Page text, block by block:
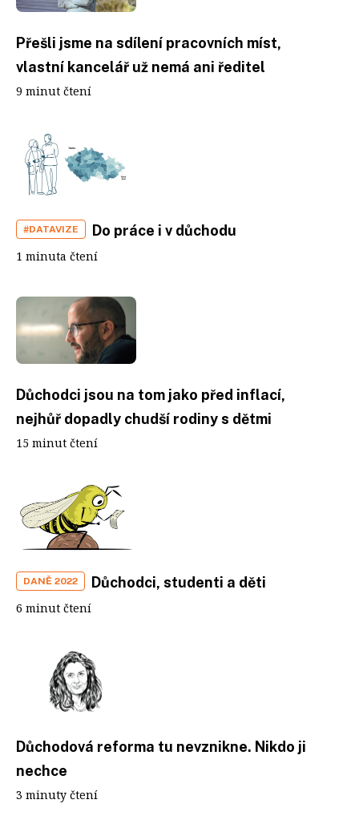
Přešli jsme na sdílení pracovních míst,
vlastní kancelář už nemá ani ředitel
9 minut čtení
#DATAVIZE Do práce i v důchodu
1 minuta čtení
Důchodci jsou na tom jako před inflací,
nejhůř dopadly chudší rodiny s dětmi
15 minut čtení
DANĚ 2022 Důchodci, studenti a děti
6 minut čtení
Důchodová reforma tu nevznikne. Nikdo ji
nechce
3 minuty čtení